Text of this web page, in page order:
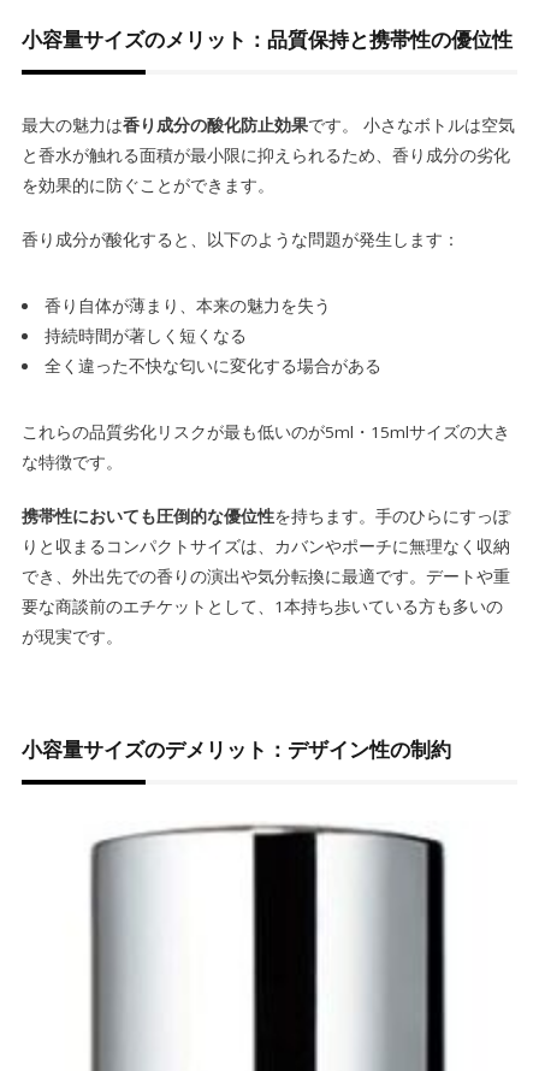
小容量サイズのメリット：品質保持と携帯性の優位性
最大の魅力は香り成分の酸化防止効果です。 小さなボトルは空気
と香水が触れる面積が最小限に抑えられるため、香り成分の劣化
を効果的に防ぐことができます。
香り成分が酸化すると、以下のような問題が発生します：
香り自体が薄まり、本来の魅力を失う
持続時間が著しく短くなる
全く違った不快な匂いに変化する場合がある
これらの品質劣化リスクが最も低いのが5ml・15mlサイズの大き
な特徴です。
携帯性においても圧倒的な優位性を持ちます。手のひらにすっぽ
りと収まるコンパクトサイズは、カバンやポーチに無理なく収納
でき、外出先での香りの演出や気分転換に最適です。デートや重
要な商談前のエチケットとして、1本持ち歩いている方も多いの
が現実です。
小容量サイズのデメリット：デザイン性の制約